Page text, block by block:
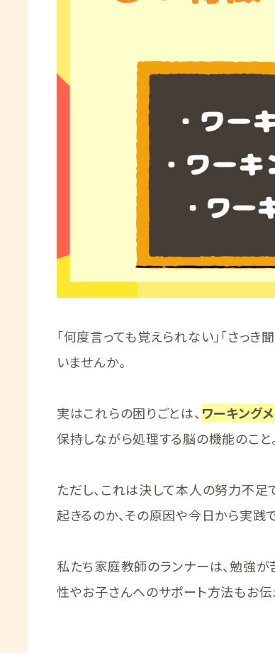
「何度言っても覚えられない」「さっ
いませんか。
実はこれらの困りごとは、 ワーキング
保持しながら処理する脳の機能のこと
ただし、これは決して本人の努力不足
起きるのか、その原因や今日から実践
私たち家庭教師のランナーは、勉強
性やお子さんへのサポート方法もお伝